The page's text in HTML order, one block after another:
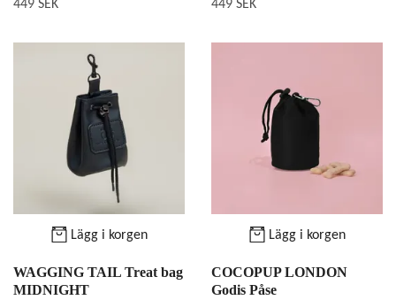
449 SEK 449 SEK
Lägg i korgen
WAGGING TAIL Treat bag
MIDNIGHT
Lägg i korgen
COCOPUP LONDON
Godis Påse